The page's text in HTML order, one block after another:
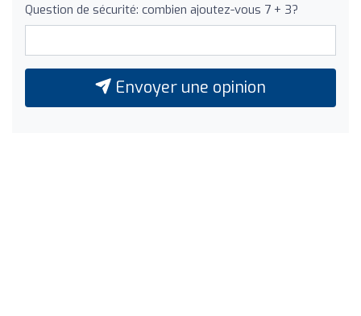
Question de sécurité: combien ajoutez-vous 7 + 3?
Envoyer une opinion